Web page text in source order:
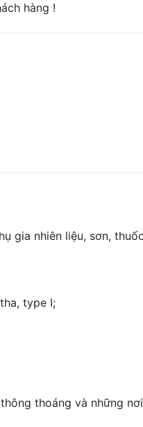
hàng !
gia nhiên liệu, sơn,
type I;
thoáng và những